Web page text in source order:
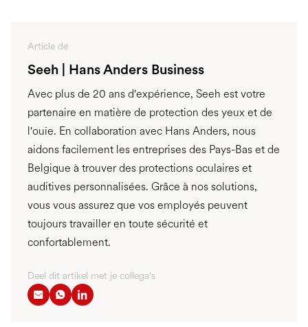
Article de
Seeh | Hans Anders Business
Avec plus de 20 ans d'expérience, Seeh est votre
partenaire en matière de protection des yeux et de
l'ouïe. En collaboration avec Hans Anders, nous
aidons facilement les entreprises des Pays-Bas et de
Belgique à trouver des protections oculaires et
auditives personnalisées. Grâce à nos solutions,
vous vous assurez que vos employés peuvent
toujours travailler en toute sécurité et
confortablement.
Deel dit artikel met je collega's